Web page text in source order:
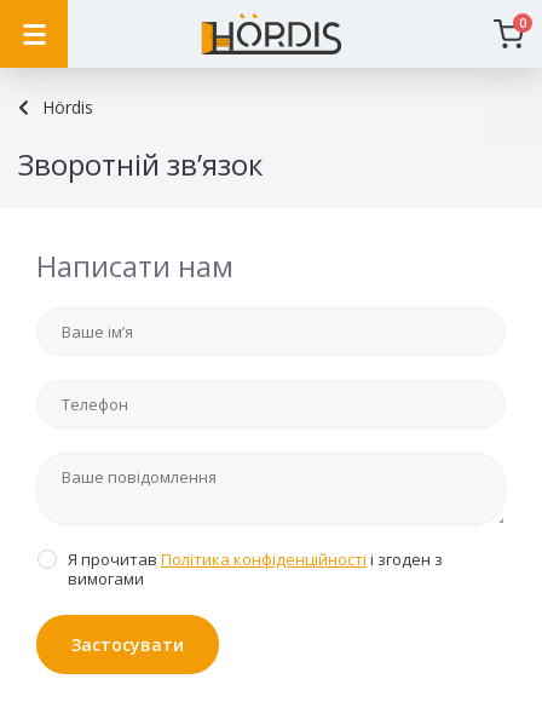
0
Hördis
Зворотній зв’язок
Написати нам
Я прочитав Політика конфіденційності і згоден з
вимогами
Застосувати